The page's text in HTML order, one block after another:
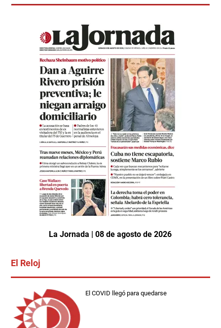
La Jornada | 08 de agosto de 2026
El Reloj
El COVID llegó para quedarse